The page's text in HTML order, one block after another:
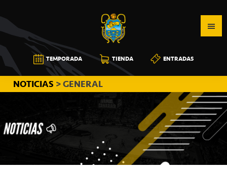
a
la
navegación
principal
al
contenido
principal
a
la
barra
lateral
principal
CB
CANARIAS
TEMPORADA TIENDA ENTRADAS
NOTICIAS > GENERAL